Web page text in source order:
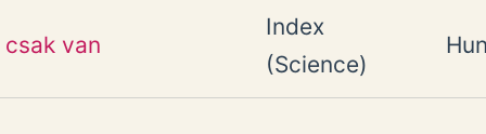
van
Index
(Science)